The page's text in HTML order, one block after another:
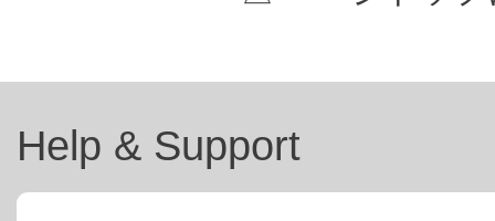
Help & Support